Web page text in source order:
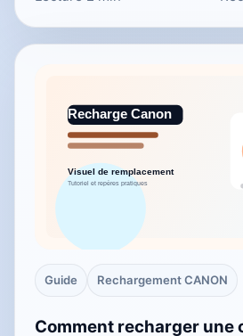
Guide Rechargement CANON
Comment recharger une